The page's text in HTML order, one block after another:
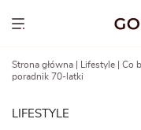
Show menu
Strona główna Lifestyle
Co
poradnik 70-latki
LIFESTYLE